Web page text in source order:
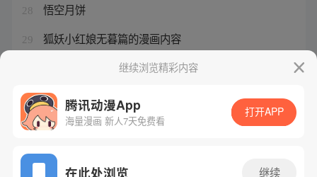
28 悟空月饼
29 狐妖小红娘无暮篇的漫画内容
沙特龙珠主题乐园预计开业
继续浏览精彩内容
腾讯动漫App
海量漫画 新人7天免费看
打开APP
在此处浏览 继续
网站备案/许可证号：粤B2-20090059-5